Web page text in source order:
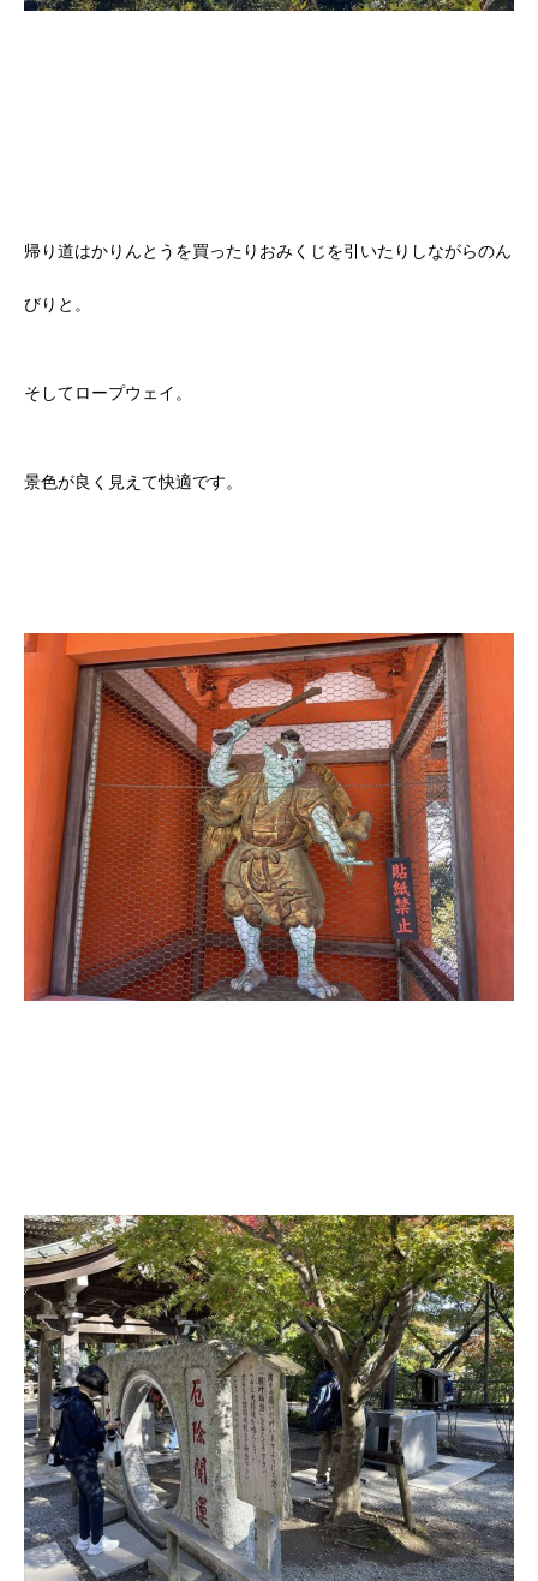
帰り道はかりんとうを買ったりおみくじを引いたりしながらのん
びりと。
そしてロープウェイ。
景色が良く見えて快適です。